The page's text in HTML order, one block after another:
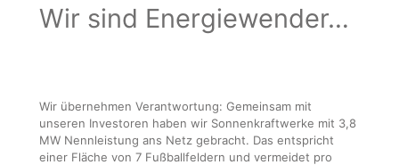
Wir sind Energiewender…
Wir übernehmen Verantwortung: Gemeinsam mit
unseren Investoren haben wir Sonnenkraftwerke mit 3,8
MW Nennleistung ans Netz gebracht. Das entspricht
einer Fläche von 7 Fußballfeldern und vermeidet pro